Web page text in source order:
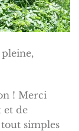
! Merci
et de
tout simples